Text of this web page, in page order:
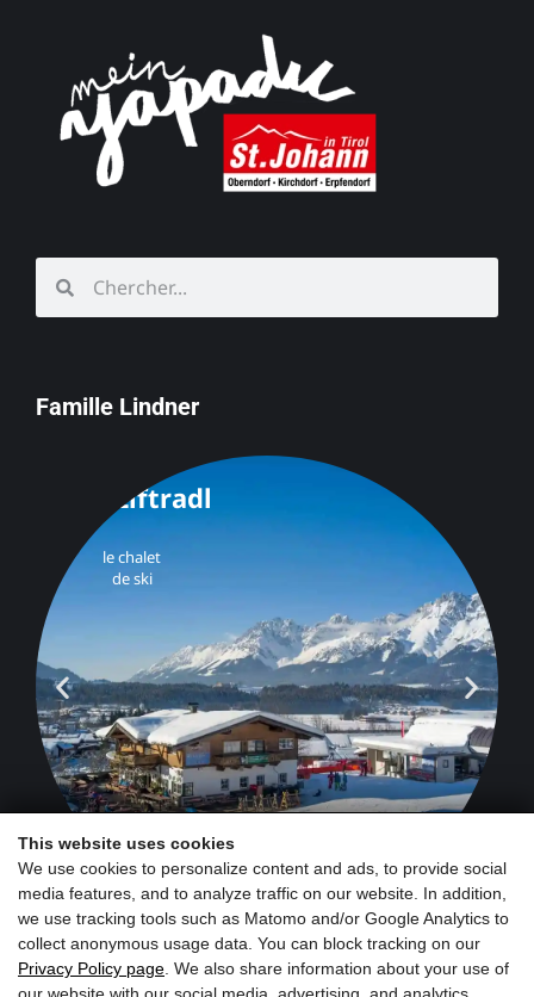
This website uses cookies
We use cookies to personalize content and ads, to provide social
media features, and to analyze traffic on our website. In addition,
we use tracking tools such as Matomo and/or Google Analytics to
collect anonymous usage data. You can block tracking on our
Privacy Policy page . We also share information about your use of
Famille Lindner